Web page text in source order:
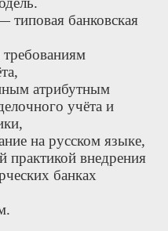
типовая банковская
требованиям
атрибутным
учёта и
на русском языке,
практикой внедрения
банках